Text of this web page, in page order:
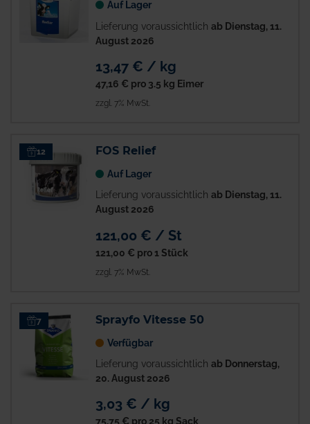
Auf Lager
Lieferung voraussichtlich ab Dienstag, 11.
August 2026
13,47 € / kg
47,16 € pro 3.5 kg Eimer
zzgl. 7% MwSt.
12 FOS Relief
Auf Lager
Lieferung voraussichtlich ab Dienstag, 11.
August 2026
121,00 € / St
121,00 € pro 1 Stück
zzgl. 7% MwSt.
7 Sprayfo Vitesse 50
Verfügbar
Lieferung voraussichtlich ab Donnerstag,
20. August 2026
3,03 € / kg
75,75 € pro 25 kg Sack